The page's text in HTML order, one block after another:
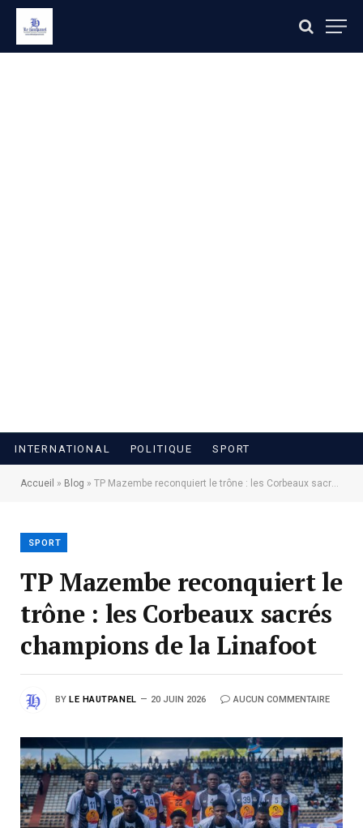
INTERNATIONAL POLITIQUE SPORT
Accueil » Blog » TP Mazembe reconquiert le trône : les Corbeaux sacrés champions de la Linafoot
SPORT
TP Mazembe reconquiert le
trône : les Corbeaux sacrés
champions de la Linafoot
BY LE HAUTPANEL 20 JUIN 2026 AUCUN COMMENTAIRE